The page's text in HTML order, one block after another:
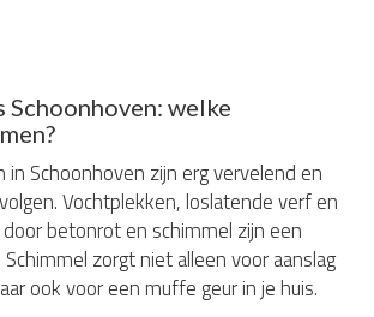
Schoonhoven: welke
in Schoonhoven zijn erg vervelend en
Vochtplekken, loslatende verf en
betonrot en schimmel zijn een
Schimmel zorgt niet alleen voor aanslag
ook voor een muffe geur in je huis.